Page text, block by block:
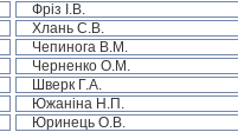
Фріз І.В.
Хлань С.В.
Чепинога В.М.
Черненко О.М.
Шверк Г.А.
Южаніна Н.П.
Юринець О.В.